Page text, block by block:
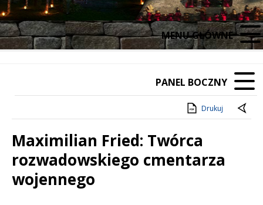
MENU GŁÓWNE
PANEL BOCZNY
Drukuj
Maximilian Fried: Twórca
rozwadowskiego cmentarza
wojennego